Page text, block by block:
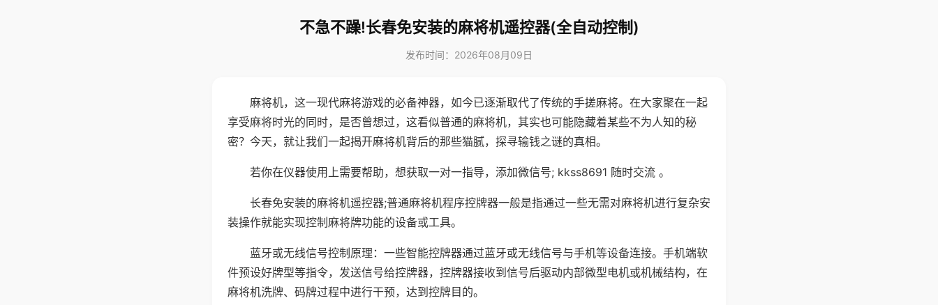
不急不躁!长春免安装的麻将机遥控器(全自动控制)
发布时间：2026年08月09日
麻将机，这一现代麻将游戏的必备神器，如今已逐渐取代了传统的手搓麻将。在大家聚在一起
享受麻将时光的同时，是否曾想过，这看似普通的麻将机，其实也可能隐藏着某些不为人知的秘
密？今天，就让我们一起揭开麻将机背后的那些猫腻，探寻输钱之谜的真相。
若你在仪器使用上需要帮助，想获取一对一指导，添加微信号; kkss8691 随时交流 。
长春免安装的麻将机遥控器;普通麻将机程序控牌器一般是指通过一些无需对麻将机进行复杂安
装操作就能实现控制麻将牌功能的设备或工具。
蓝牙或无线信号控制原理：一些智能控牌器通过蓝牙或无线信号与手机等设备连接。手机端软
件预设好牌型等指令，发送信号给控牌器，控牌器接收到信号后驱动内部微型电机或机械结构，在
麻将机洗牌、码牌过程中进行干预，达到控牌目的。